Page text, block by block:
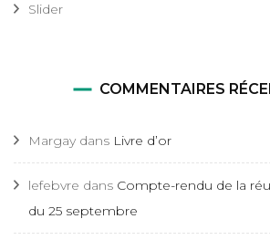
Slider
COMMENTAIRES
Margay dans Livre d’or
lefebvre dans Compte-rendu de la
du 25 septembre